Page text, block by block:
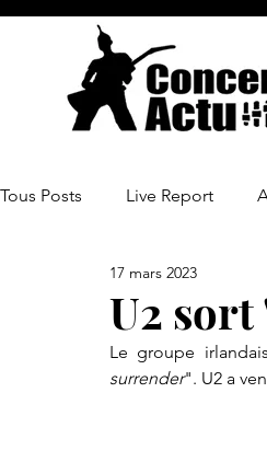
Tous Posts Live Report
U2
17 mars 2023
Le groupe
surrender". U2 a